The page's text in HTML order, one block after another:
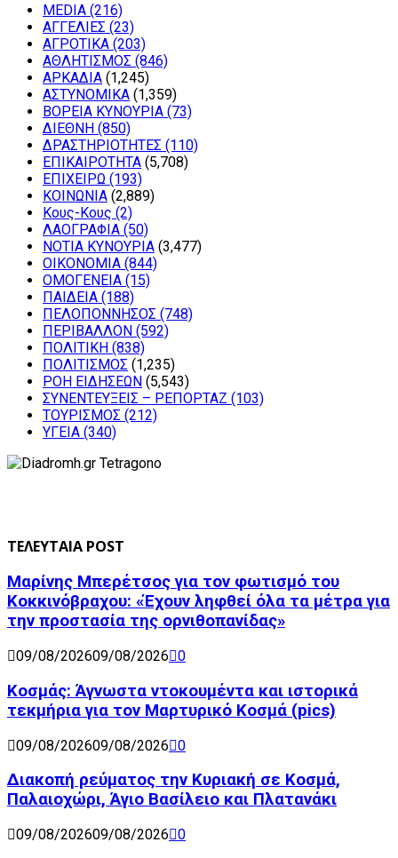
MEDIA (216)
ΑΓΓΕΛΙΕΣ (23)
ΑΓΡΟΤΙΚΑ (203)
ΑΘΛΗΤΙΣΜΟΣ (846)
ΑΡΚΑΔΙΑ (1,245)
ΑΣΤΥΝΟΜΙΚΑ (1,359)
ΒΟΡΕΙΑ ΚΥΝΟΥΡΙΑ (73)
ΔΙΕΘΝΗ (850)
ΔΡΑΣΤΗΡΙΟΤΗΤΕΣ (110)
ΕΠΙΚΑΙΡΟΤΗΤΑ (5,708)
ΕΠΙΧΕΙΡΩ (193)
ΚΟΙΝΩΝΙΑ (2,889)
Κους-Κους (2)
ΛΑΟΓΡΑΦΙΑ (50)
ΝΟΤΙΑ ΚΥΝΟΥΡΙΑ (3,477)
ΟΙΚΟΝΟΜΙΑ (844)
ΟΜΟΓΕΝΕΙΑ (15)
ΠΑΙΔΕΙΑ (188)
ΠΕΛΟΠΟΝΝΗΣΟΣ (748)
ΠΕΡΙΒΑΛΛΟΝ (592)
ΠΟΛΙΤΙΚΗ (838)
ΠΟΛΙΤΙΣΜΟΣ (1,235)
ΡΟΗ ΕΙΔΗΣΕΩΝ (5,543)
ΣΥΝΕΝΤΕΥΞΕΙΣ – ΡΕΠΟΡΤΑΖ (103)
ΤΟΥΡΙΣΜΟΣ (212)
ΥΓΕΙΑ (340)
ΤΕΛΕΥΤΑΙΑ POST
Μαρίνης Μπερέτσος για τον φωτισμό του
Κοκκινόβραχου: «Έχουν ληφθεί όλα τα μέτρα για
την προστασία της ορνιθοπανίδας»
09/08/202609/08/2026 0
Κοσμάς: Άγνωστα ντοκουμέντα και ιστορικά
τεκμήρια για τον Μαρτυρικό Κοσμά (pics)
09/08/202609/08/2026 0
Διακοπή ρεύματος την Κυριακή σε Κοσμά,
Παλαιοχώρι, Άγιο Βασίλειο και Πλατανάκι
09/08/202609/08/2026 0